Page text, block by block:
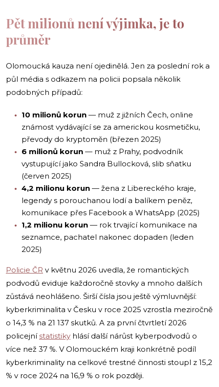
Pět milionů není výjimka, je to
průměr
Olomoucká kauza není ojedinělá. Jen za poslední rok a
půl média s odkazem na policii popsala několik
podobných případů:
10 milionů korun — muž z jižních Čech, online
známost vydávající se za americkou kosmetičku,
převody do kryptoměn (březen 2025)
6 milionů korun — muž z Prahy, podvodník
vystupující jako Sandra Bullocková, slib sňatku
(červen 2025)
4,2 milionu korun — žena z Libereckého kraje,
legendy s porouchanou lodí a balíkem peněz,
komunikace přes Facebook a WhatsApp (2025)
1,2 milionu korun — rok trvající komunikace na
seznamce, pachatel nakonec dopaden (leden
2025)
Policie ČR v květnu 2026 uvedla, že romantických
podvodů eviduje každoročně stovky a mnoho dalších
zůstává neohlášeno. Širší čísla jsou ještě výmluvnější:
kyberkriminalita v Česku v roce 2025 vzrostla meziročně
o 14,3 % na 21 137 skutků. A za první čtvrtletí 2026
policejní statistiky hlásí další nárůst kyberpodvodů o
více než 37 %. V Olomouckém kraji konkrétně podíl
kyberkriminality na celkové trestné činnosti stoupl z 15,2
% v roce 2024 na 16,9 % o rok později.